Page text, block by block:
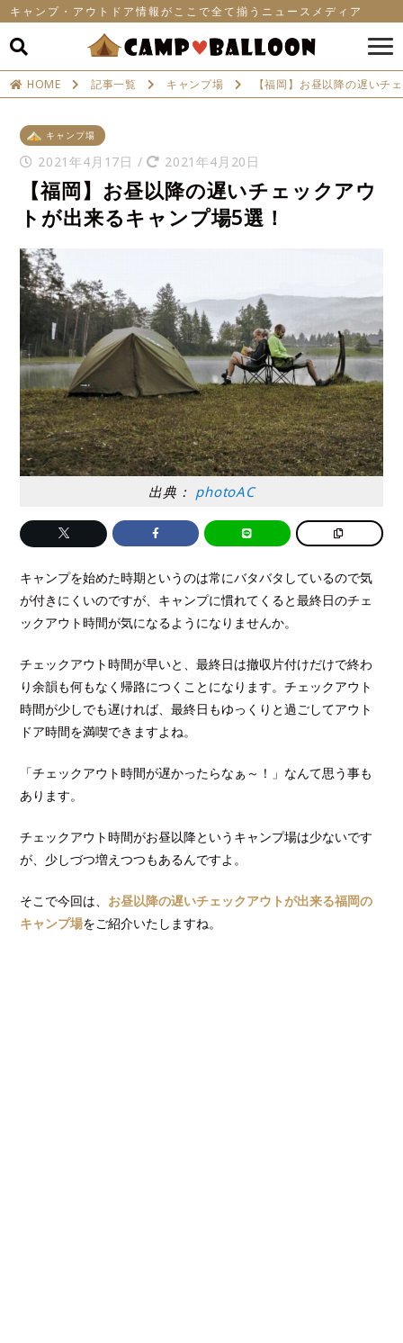
キャンプ・アウトドア情報がここで全て揃うニュースメディア
HOME 記事一覧 キャンプ場 【福岡】お昼以降の遅いチ
キャンプ場
2021年4月17日 / 2021年4月20日
【福岡】お昼以降の遅いチェックアウ
トが出来るキャンプ場5選！
出典： photoAC
キャンプを始めた時期というのは常にバタバタしているので気
が付きにくいのですが、キャンプに慣れてくると最終日のチェ
ックアウト時間が気になるようになりませんか。
チェックアウト時間が早いと、最終日は撤収片付けだけで終わ
り余韻も何もなく帰路につくことになります。チェックアウト
時間が少しでも遅ければ、最終日もゆっくりと過ごしてアウト
ドア時間を満喫できますよね。
「チェックアウト時間が遅かったらなぁ～！」なんて思う事も
あります。
チェックアウト時間がお昼以降というキャンプ場は少ないです
が、少しづつ増えつつもあるんですよ。
そこで今回は、 お昼以降の遅いチェックアウトが出来る福岡の
キャンプ場をご紹介いたしますね。